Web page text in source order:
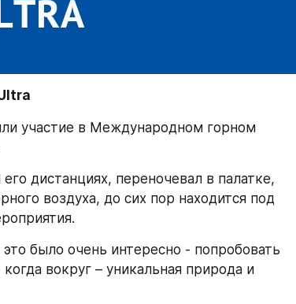
участие в Международном горном
дистанциях, переночевал в палатке,
воздуха, до сих пор находится под
было очень интересно - попробовать
вокруг – уникальная природа и